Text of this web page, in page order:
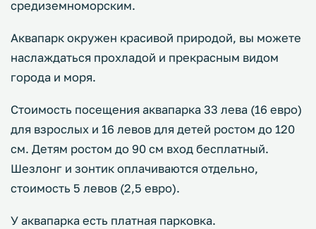
средиземноморским.
Аквапарк окружен красивой природой, вы можете
наслаждаться прохладой и прекрасным видом
города и моря.
Стоимость посещения аквапарка 33 лева (16 евро)
для взрослых и 16 левов для детей ростом до 120
см. Детям ростом до 90 см вход бесплатный.
Шезлонг и зонтик оплачиваются отдельно,
стоимость 5 левов (2,5 евро).
У аквапарка есть платная парковка.